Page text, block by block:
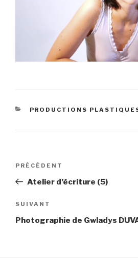
CATÉGORIES
PRODUCTIONS
Navigation
l’article
Article
précédent
PRÉCÉDENT
Atelier d’écriture (5)
Article
suivant
SUIVANT
Photographie de Gwladys